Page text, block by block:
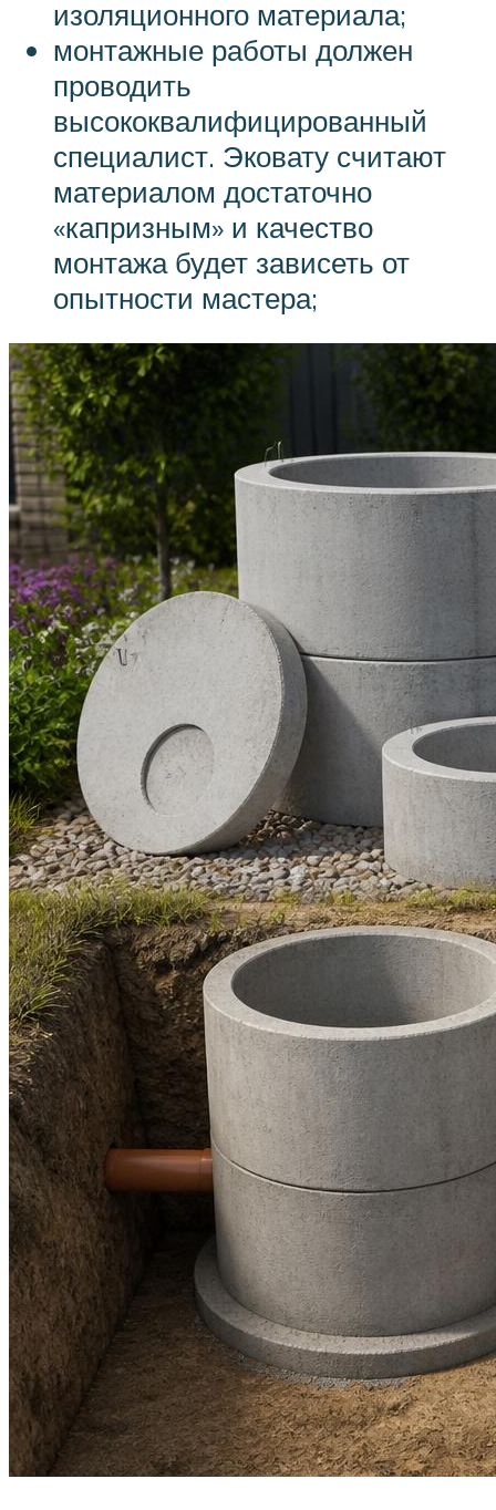
изоляционного материала;
монтажные работы должен
проводить
высококвалифицированный
специалист. Эковату считают
материалом достаточно
«капризным» и качество
монтажа будет зависеть от
опытности мастера;